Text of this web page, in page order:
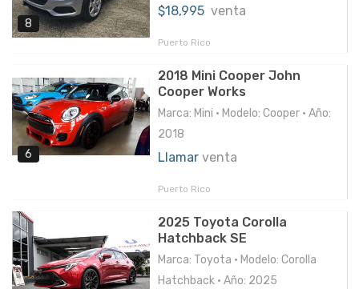
8
$18,995 venta
Puerto Rico
6
2018 Mini Cooper John
Cooper Works
Marca: Mini • Modelo: Cooper • Año:
2018
Llamar venta
Puerto Rico
2025 Toyota Corolla
Hatchback SE
Marca: Toyota • Modelo: Corolla
Hatchback • Año: 2025